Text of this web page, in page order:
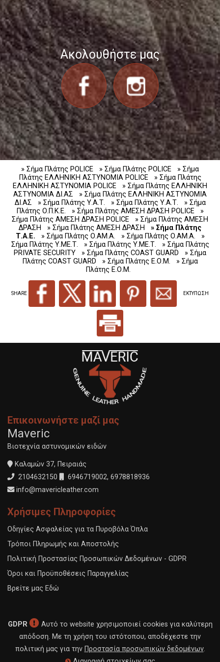
Ακολουθήστε μας
» Σήμα Πλάτης POLICE » Σήμα Πλάτης POLICE
» Σήμα
Πλάτης ΕΛΛΗΝΙΚΗ ΑΣΤΥΝΟΜΙΑ POLICE
» Σήμα Πλάτης
ΕΛΛΗΝΙΚΗ ΑΣΤΥΝΟΜΙΑ POLICE
» Σήμα Πλάτης ΕΛΛΗΝΙΚΗ
ΑΣΤΥΝΟΜΙΑ ΔΙ.ΑΣ
» Σήμα Πλάτης ΕΛΛΗΝΙΚΗ ΑΣΤΥΝΟΜΙΑ
ΔΙ.ΑΣ
» Σήμα Πλάτης Υ.Α.Τ. » Σήμα Πλάτης Υ.Α.Τ.
» Σήμα
Πλάτης Ο.Π.Κ.Ε.
» Σήμα Πλάτης ΑΜΕΣΗ ΔΡΑΣΗ POLICE
»
Σήμα Πλάτης ΑΜΕΣΗ ΔΡΑΣΗ POLICE
» Σήμα Πλάτης ΑΜΕΣΗ
ΔΡΑΣΗ
» Σήμα Πλάτης ΑΜΕΣΗ ΔΡΑΣΗ
» Σήμα Πλάτης
Τ.Α.Ε.
» Σήμα Πλάτης Ο.ΑΜ.Α. » Σήμα Πλάτης Ο.ΑΜ.Α.
»
Σήμα Πλάτης Υ.ΜΕ.Τ.
» Σήμα Πλάτης Υ.ΜΕ.Τ.
» Σήμα Πλάτης
PRIVATE SECURITY
» Σήμα Πλάτης COAST GUARD
» Σήμα
Πλάτης COAST GUARD
» Σήμα Πλάτης Ε.Ο.Μ.
» Σήμα
Πλάτης Ε.Ο.Μ.
SHARE ΕΚΤΥΠΩΣΗ
Επικοινωνήστε μαζί μας
Maveric
Βιοτεχνία αστυνομικών ειδών
Καλαμών 37, Πειραιάς
2104632150
6946719002, 6978818936
info@mavericleather.com
Χρήσιμες Πληροφορίες
Οδηγίες Ασφαλείας για τα Πυροβόλα Όπλα
Τρόποι Πληρωμής και Αποστολής
Πολιτική Προστασίας Προσωπικών Δεδομένων - GDPR
Όροι και Προϋποθέσεις Παραγγελίας
Βρείτε μας Εδώ
GDPR
Αυτό το website χρησιμοποιεί cookies για καλύτερη
απόδοση. Με τη χρήση του ιστότοπου, αποδέχεστε την
πολιτική μας για την Προστασία προσωπικών δεδομένων.